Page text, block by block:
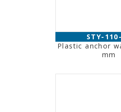
STY-
Plastic anchor
mm